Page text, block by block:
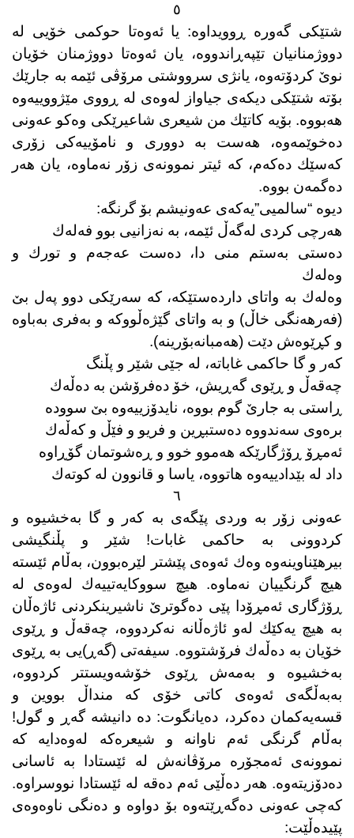
٥
شتێكی گەورە ڕوویداوە: یا ئەوەتا حوكمی خۆیی لە
دووژمنانیان تێپەڕاندووە، یان ئەوەتا دووژمنان خۆیان
نوێ كردۆتەوە، یانژی سرووشتی مرۆڤی ئێمە بە جارێك
بۆتە شتێكی دیكەی جیاواز لەوەی لە ڕووی مێژووییەوە
هەبووە. بۆیە كاتێك من شیعری شاعیرێكی وەكو عەونی
دەخوێمەوە، هەست بە دووری و نامۆییەكی زۆری
كەسێك دەكەم، كە ئیتر نموونەی زۆر نەماوە، یان هەر
دەگمەن بووە.
دیوە “سالمیی”یەكەی عەونیشم بۆ گرنگە:
هەرچی كردی لەگەڵ ئێمە، بە نەزانیی بوو فەلەك
دەستی بەستم منی دا، دەست عەجەم و تورك و
وەلەك
وەلەك بە واتای داردەستێكە، كە سەرێكی دوو پەل بێ
(فەرهەنگی خاڵ) و بە واتای گێژەڵووكە و بەفری بەباوە
و كڕێوەش دێت (هەمبانەبۆرینە).
كەر و گا حاكمی غاباتە، لە جێی شێر و پڵنگ
چەقەڵ و ڕێوی گەڕیش، خۆ دەفرۆشن بە دەڵەك
ڕاستی بە جارێ گوم بووە، نایدۆزییەوە بێ سوودە
برەوی سەندووە دەستبڕین و فریو و فێڵ و كەڵەك
ئەمڕۆ ڕۆژگارێكە هەموو خوو و ڕەشوتمان گۆڕاوە
داد لە بێدادییەوە هاتووە، یاسا و قانوون لە كوتەك
٦
عەونی زۆر بە وردی پێگەی بە كەر و گا بەخشیوە و
كردوونی بە حاكمی غابات! شێر و پڵنگیشی
بیرهێناوینەوە وەك ئەوەی پێشتر لێرەبوون، بەڵام ئێستە
هیچ گرنگییان نەماوە. هیچ سووكایەتییەك لەوەی لە
ڕۆژگاری ئەمڕۆدا پێی دەگوترێ ناشیرینكردنی ئاژەڵان
بە هیچ یەكێك لەو ئاژەڵانە نەكردووە، چەقەڵ و ڕێوی
خۆیان بە دەڵەك فرۆشتووە. سیفەتی (گەڕ)یی بە ڕێوی
بەخشیوە و بەمەش ڕێوی خۆشەویستتر كردووە،
بەبەڵگەی ئەوەی كاتی خۆی كە منداڵ بووین و
قسەیەكمان دەكرد، دەیانگوت: دە دانیشە گەڕ و گول!
بەڵام گرنگی ئەم ناوانە و شیعرەكە لەوەدایە كە
نموونەی ئەمجۆرە مرۆڤانەش لە ئێستادا بە ئاسانی
دەدۆزیتەوە. هەر دەڵێی ئەم دەقە لە ئێستادا نووسراوە.
كەچی عەونی دەگەڕێتەوە بۆ دواوە و دەنگی ناوەوەی
پێیدەڵێت: